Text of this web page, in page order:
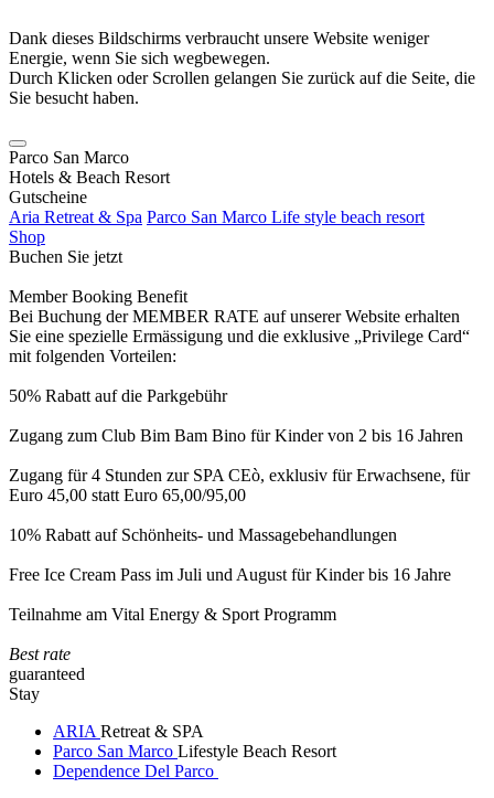
Dank dieses Bildschirms verbraucht unsere Website weniger
Energie, wenn Sie sich wegbewegen.
Durch Klicken oder Scrollen gelangen Sie zurück auf die Seite, die
Sie besucht haben.
Parco San Marco
Hotels & Beach Resort
Gutscheine
Aria Retreat & Spa Parco San Marco Life style beach resort
Shop
Buchen Sie jetzt
Member Booking Benefit
Bei Buchung der MEMBER RATE auf unserer Website erhalten
Sie eine spezielle Ermässigung und die exklusive „Privilege Card“
mit folgenden Vorteilen:
50% Rabatt auf die Parkgebühr
Zugang zum Club Bim Bam Bino für Kinder von 2 bis 16 Jahren
Zugang für 4 Stunden zur SPA CEò, exklusiv für Erwachsene, für
Euro 45,00 statt Euro 65,00/95,00
10% Rabatt auf Schönheits- und Massagebehandlungen
Free Ice Cream Pass im Juli und August für Kinder bis 16 Jahre
Teilnahme am Vital Energy & Sport Programm
Best rate
guaranteed
Stay
ARIA Retreat & SPA
Parco San Marco Lifestyle Beach Resort
Dependence Del Parco